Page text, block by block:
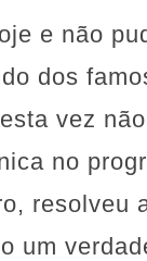
e não
dos
vez
no
resolveu
um